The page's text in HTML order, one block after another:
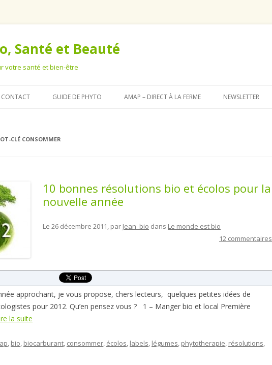
Santé et Beauté
votre santé et bien-être
CONTACT GUIDE DE PHYTO AMAP – DIRECT À LA FERME NEWSLETTER
CLÉ CONSOMMER
10 bonnes résolutions bio et écolos pour la
nouvelle année
Le 26 décembre 2011, par Jean_bio dans Le monde est bio
12 commentaires
approchant, je vous propose, chers lecteurs, quelques petites idées de
pour 2012. Qu’en pensez vous ? 1 – Manger bio et local Première
la suite
, bio, biocarburant, consommer, écolos, labels, légumes, phytotherapie, résolutions,